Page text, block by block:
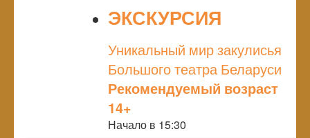
ЭКСКУРСИЯ
Уникальный мир закулисья
Большого театра Беларуси
Рекомендуемый возраст
14+
Начало в 15:30